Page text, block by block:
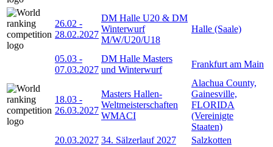
26.02 -
28.02.2027
DM Halle U20 & DM
Winterwurf
M/W/U20/U18
Halle (Saale)
05.03 -
07.03.2027
DM Halle Masters
und Winterwurf
Frankfurt am Main
18.03 -
26.03.2027
Masters Hallen-
Weltmeisterschaften
WMACI
Alachua County,
Gainesville,
FLORIDA
(Vereinigte
Staaten)
20.03.2027 34. Sälzerlauf 2027 Salzkotten